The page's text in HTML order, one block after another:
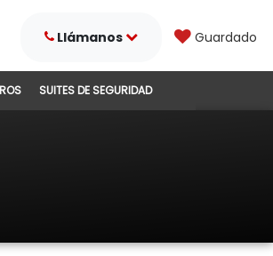
Llámanos Guardado
SUITES DE SEGURIDAD